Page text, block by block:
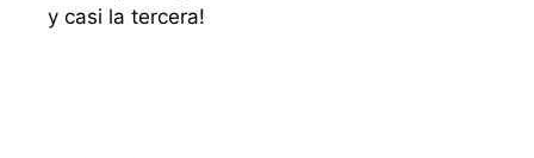
y casi la tercera!